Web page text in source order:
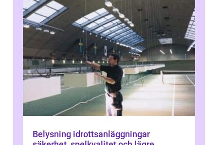
Belysning idrottsanläggningar